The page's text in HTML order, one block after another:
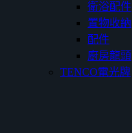
衛浴配件
置物收納
配件
廚房龍頭
TENCO電光牌